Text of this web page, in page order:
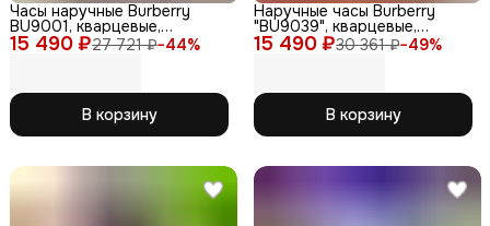
15 490 ₽27 721 ₽−44%
Часы наручные Burberry
BU9001, кварцевые,
нержавеющая сталь,
В корзину
15 490 ₽30 361 ₽−49%
Наручные часы Burberry
"BU9039", кварцевые,
водонепроницаемые,
В корзину